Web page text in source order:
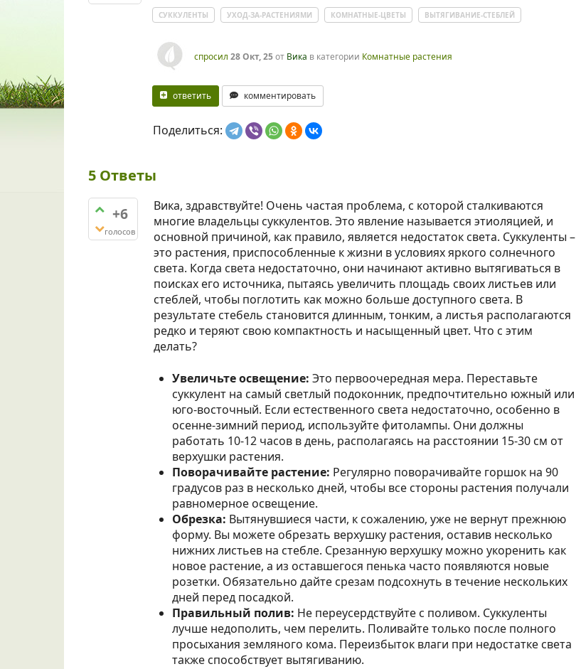
СУККУЛЕНТЫ УХОД-ЗА-РАСТЕНИЯМИ КОМНАТНЫЕ-ЦВЕТЫ ВЫТЯГИВАНИЕ-СТЕБЛЕЙ
спросил 28 Окт, 25от Вика в категории Комнатные растения
ответить комментировать
Поделиться:
5 Ответы
+6
голосов
Вика, здравствуйте! Очень частая проблема, с которой сталкиваются
многие владельцы суккулентов. Это явление называется этиоляцией, и
основной причиной, как правило, является недостаток света. Суккуленты –
это растения, приспособленные к жизни в условиях яркого солнечного
света. Когда света недостаточно, они начинают активно вытягиваться в
поисках его источника, пытаясь увеличить площадь своих листьев или
стеблей, чтобы поглотить как можно больше доступного света. В
результате стебель становится длинным, тонким, а листья располагаются
редко и теряют свою компактность и насыщенный цвет. Что с этим
делать?
Увеличьте освещение: Это первоочередная мера. Переставьте
суккулент на самый светлый подоконник, предпочтительно южный или
юго-восточный. Если естественного света недостаточно, особенно в
осенне-зимний период, используйте фитолампы. Они должны
работать 10-12 часов в день, располагаясь на расстоянии 15-30 см от
верхушки растения.
Поворачивайте растение: Регулярно поворачивайте горшок на 90
градусов раз в несколько дней, чтобы все стороны растения получали
равномерное освещение.
Обрезка: Вытянувшиеся части, к сожалению, уже не вернут прежнюю
форму. Вы можете обрезать верхушку растения, оставив несколько
нижних листьев на стебле. Срезанную верхушку можно укоренить как
новое растение, а из оставшегося пенька часто появляются новые
розетки. Обязательно дайте срезам подсохнуть в течение нескольких
дней перед посадкой.
Правильный полив: Не переусердствуйте с поливом. Суккуленты
лучше недополить, чем перелить. Поливайте только после полного
просыхания земляного кома. Переизбыток влаги при недостатке света
также способствует вытягиванию.